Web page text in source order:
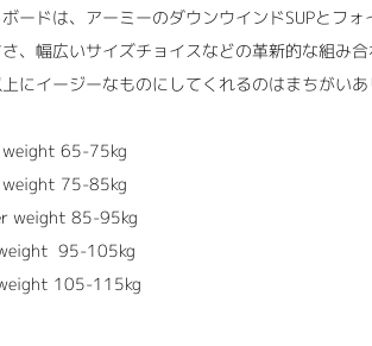
ードは、アーミーのダウンウインドSUPとフ
、幅広いサイズチョイスなどの革新的な組み
にイージーなものにしてくれるのはまちがいあ
65-75kg
75-85kg
weight 85-95kg
95-105kg
105-115kg